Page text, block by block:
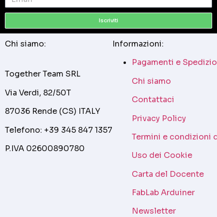
Iscriviti
Chi siamo:
Together Team SRL
Via Verdi, 82/50T
87036 Rende (CS) ITALY
Telefono: +39 345 847 1357
P.IVA 02600890780
Informazioni:
Pagamenti e
Chi siamo
Contattaci
Privacy Policy
Termini e condizioni
Uso dei Cookie
Carta del Docente
FabLab Arduiner
Newsletter